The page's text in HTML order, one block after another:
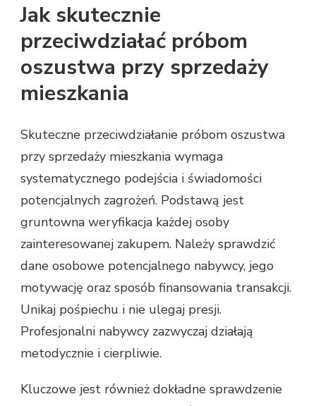
Jak skutecznie
przeciwdziałać próbom
oszustwa przy sprzedaży
mieszkania
Skuteczne przeciwdziałanie próbom oszustwa
przy sprzedaży mieszkania wymaga
systematycznego podejścia i świadomości
potencjalnych zagrożeń. Podstawą jest
gruntowna weryfikacja każdej osoby
zainteresowanej zakupem. Należy sprawdzić
dane osobowe potencjalnego nabywcy, jego
motywację oraz sposób finansowania transakcji.
Unikaj pośpiechu i nie ulegaj presji.
Profesjonalni nabywcy zazwyczaj działają
metodycznie i cierpliwie.
Kluczowe jest również dokładne sprawdzenie